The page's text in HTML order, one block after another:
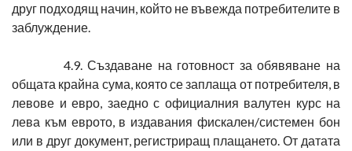
друг подходящ начин, който не въвежда потребителите в
заблуждение.
4.9. Създаване на готовност за обявяване на
общата крайна сума, която се заплаща от потребителя, в
левове и евро, заедно с официалния валутен курс на
лева към еврото, в издавания фискален/системен бон
или в друг документ, регистриращ плащането. От датата